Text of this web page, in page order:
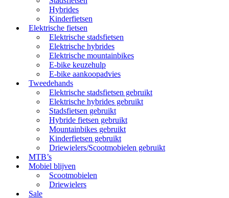
Hybrides
Kinderfietsen
Elektrische fietsen
Elektrische stadsfietsen
Elektrische hybrides
Elektrische mountainbikes
E-bike keuzehulp
E-bike aankoopadvies
Tweedehands
Elektrische stadsfietsen gebruikt
Elektrische hybrides gebruikt
Stadsfietsen gebruikt
Hybride fietsen gebruikt
Mountainbikes gebruikt
Kinderfietsen gebruikt
Driewielers/Scootmobielen gebruikt
MTB’s
Mobiel blijven
Scootmobielen
Driewielers
Sale